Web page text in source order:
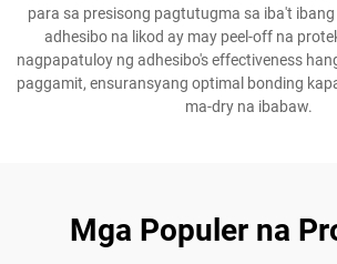
para sa presisong pagtutugma sa iba't
adhesibo na likod ay may peel-off na
nagpapatuloy ng adhesibo's effectiveness
paggamit, ensuransyang optimal bonding
ma-dry na ibabaw.
Mga Populer na